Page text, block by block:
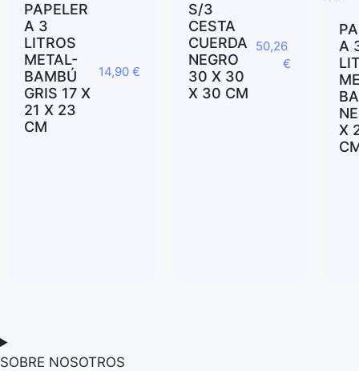
PAPELER
A 3
LITROS
METAL-
BAMBÚ
GRIS 17 X
21 X 23
CM
14,90 €
S/3
CESTA
CUERDA
NEGRO
30 X 30
X 30 CM
50,26
€
A
X
SOBRE NOSOTROS